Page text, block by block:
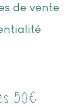
de vente
50€